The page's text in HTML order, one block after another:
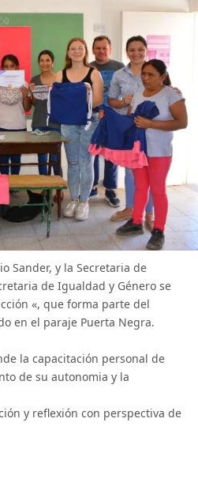
Sander, y la Secretaria de
de Igualdad y Género se
«, que forma parte del
en el paraje Puerta Negra.
la capacitación personal de
de su autonomia y la
y reflexión con perspectiva de